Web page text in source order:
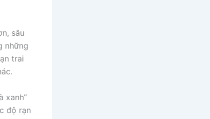
sâu
những
trai
xanh”
độ rạn